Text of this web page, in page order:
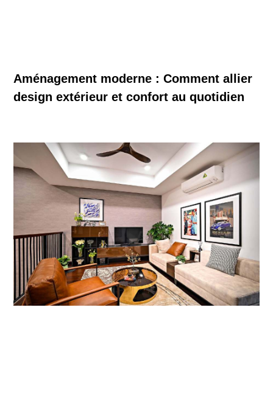
Aménagement moderne : Comment allier
design extérieur et confort au quotidien